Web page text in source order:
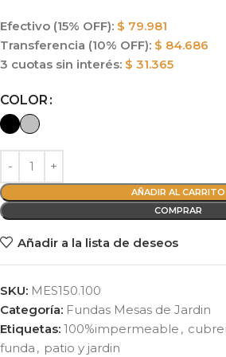
Efectivo (15% OFF): $ 79.981
Transferencia (10% OFF): $ 84.686
3 cuotas sin interés: $ 31.365
COLOR
AÑADIR AL CARRITO
COMPRAR
Alternative:
Añadir a la lista de deseos
SKU: MES150.100
Categoría: Fundas Mesas de Jardin
Etiquetas: 100%impermeable ,
funda , patio y jardin